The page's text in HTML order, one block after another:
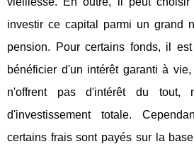
investir ce capital parmi un grand
pension. Pour certains fonds, il
bénéficier d'un intérêt garanti à
n'offrent pas d'intérêt du tout,
d'investissement totale.
certains frais sont payés sur la